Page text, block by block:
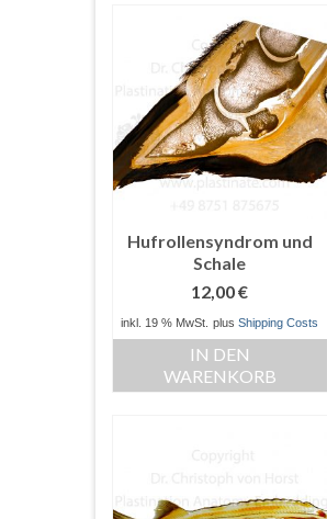
Hufrollensyndrom und
Schale
12,00€
inkl. 19 % MwSt. plusShipping Costs
IN DEN
WARENKORB